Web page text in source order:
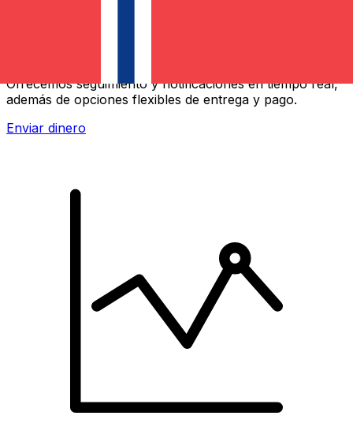
Ofrecemos seguimiento y notificaciones en tiempo real,
además de opciones flexibles de entrega y pago.
Enviar dinero